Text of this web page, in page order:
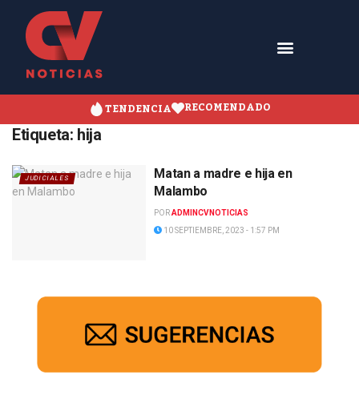
TENDENCIA RECOMENDADO
Etiqueta: hija
JUDICIALES
Matan a madre e hija en
Malambo
PORADMINCVNOTICIAS
10 SEPTIEMBRE, 2023 - 1:57 PM